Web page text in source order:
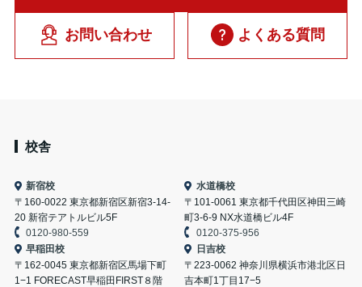
お問い合わせ よくある質問
校舎
新宿校
〒160-0022 東京都新宿区新宿3-14-
20 新宿テアトルビル5F
0120-980-559
水道橋校
〒101-0061 東京都千代田区神田三崎
町3-6-9 NX水道橋ビル4F
0120-375-956
早稲田校
〒162-0045 東京都新宿区馬場下町
1−1 FORECAST早稲田FIRST８階
日吉校
〒223-0062 神奈川県横浜市港北区日
吉本町1丁目17−5